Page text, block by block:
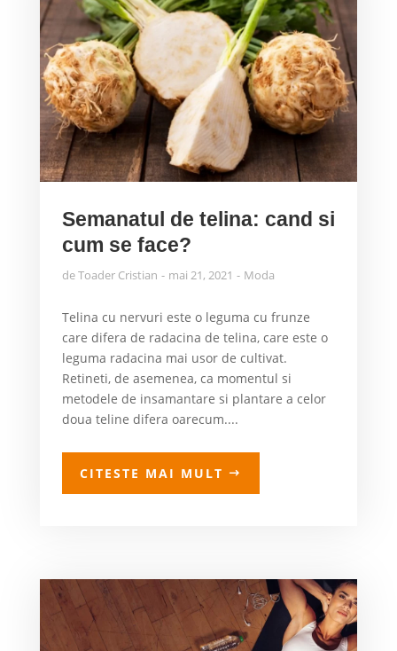
Semanatul de telina: cand si
cum se face?
deToader Cristian mai 21, 2021 Moda
Telina cu nervuri este o leguma cu frunze
care difera de radacina de telina, care este o
leguma radacina mai usor de cultivat.
Retineti, de asemenea, ca momentul si
metodele de insamantare si plantare a celor
doua teline difera oarecum....
CITESTE MAI MULT